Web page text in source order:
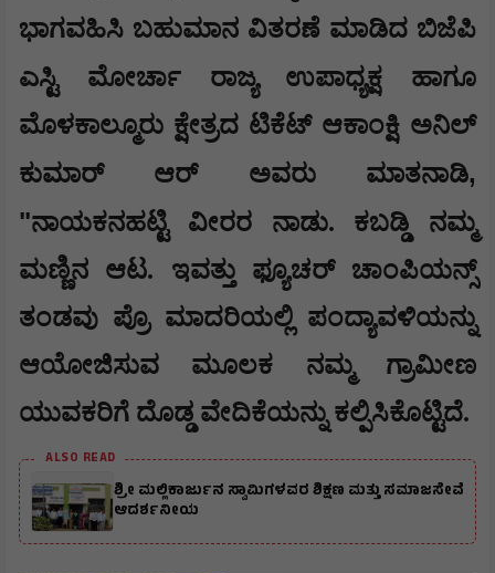
ಭಾಗವಹಿಸಿ ಬಹುಮಾನ ವಿತರಣೆ ಮಾಡಿದ ಬಿಜೆಪಿ
ಎಸ್ಟಿ
ಮೋರ್ಚಾ ರಾಜ್ಯ ಉಪಾಧ್ಯಕ್ಷ ಹಾಗೂ
ಮೊಳಕಾಲ್ಮೂರು ಕ್ಷೇತ್ರದ ಟಿಕೆಟ್ ಆಕಾಂಕ್ಷಿ ಅನಿಲ್
ಕುಮಾರ್ ಆರ್
ಅವರು ಮಾತನಾಡಿ,
"ನಾಯಕನಹಟ್ಟಿ ವೀರರ ನಾಡು. ಕಬಡ್ಡಿ ನಮ್ಮ
ಮಣ್ಣಿನ ಆಟ. ಇವತ್ತು ಫ್ಯೂಚರ್ ಚಾಂಪಿಯನ್ಸ್
ತಂಡವು ಪ್ರೊ ಮಾದರಿಯಲ್ಲಿ ಪಂದ್ಯಾವಳಿಯನ್ನು
ಆಯೋಜಿಸುವ ಮೂಲಕ ನಮ್ಮ ಗ್ರಾಮೀಣ
ಯುವಕರಿಗೆ ದೊಡ್ಡ ವೇದಿಕೆಯನ್ನು ಕಲ್ಪಿಸಿಕೊಟ್ಟಿದೆ.
ALSO READ
ಶ್ರೀ ಮಲ್ಲಿಕಾರ್ಜುನ ಸ್ವಾಮಿಗಳವರ ಶಿಕ್ಷಣ ಮತ್ತು ಸಮಾಜಸೇವೆ
ಆದರ್ಶನೀಯ